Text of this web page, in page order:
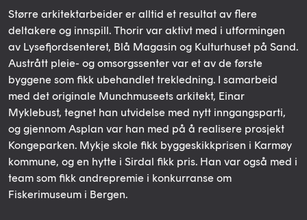
Større arkitektarbeider er alltid et resultat av flere
deltakere og innspill. Thorir var aktivt med i utformingen
av Lysefjordsenteret, Blå Magasin og Kulturhuset på Sand.
Austrått pleie- og omsorgssenter var et av de første
byggene som fikk ubehandlet trekledning. I samarbeid
med det originale Munchmuseets arkitekt, Einar
Myklebust, tegnet han utvidelse med nytt inngangsparti,
og gjennom Asplan var han med på å realisere prosjekt
Kongeparken. Mykje skole fikk byggeskikkprisen i Karmøy
kommune, og en hytte i Sirdal fikk pris. Han var også med i
team som fikk andrepremie i konkurranse om
Fiskerimuseum i Bergen.